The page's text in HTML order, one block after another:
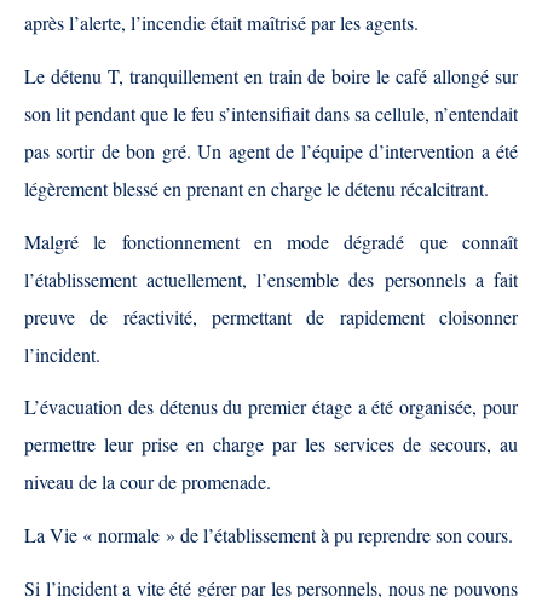
après l’alerte, l’incendie était maîtrisé par les agents.
Le détenu T, tranquillement en train de boire le café allongé sur
son lit pendant que le feu s’intensifiait dans sa cellule, n’entendait
pas sortir de bon gré. Un agent de l’équipe d’intervention a été
légèrement blessé en prenant en charge le détenu récalcitrant.
Malgré le fonctionnement en mode dégradé que connaît
l’établissement actuellement, l’ensemble des personnels a fait
preuve de réactivité, permettant de rapidement cloisonner
l’incident.
L’évacuation des détenus du premier étage a été organisée, pour
permettre leur prise en charge par les services de secours, au
niveau de la cour de promenade.
La Vie « normale » de l’établissement à pu reprendre son cours.
Si l’incident a vite été gérer par les personnels, nous ne pouvons